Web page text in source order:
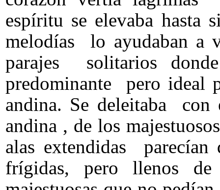
espíritu se elevaba hasta
melodías lo ayudaban a
parajes solitarios
predominante pero ideal
andina. Se deleitaba
andina , de los
alas extendidas parecían
frígidas, pero llenos